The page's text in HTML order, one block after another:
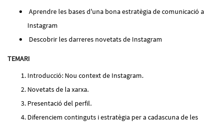
Aprendre les bases d'una bona estratègia de comunicació a
Instagram
Descobrir les darreres novetats de Instagram
TEMARI
Introducció: Nou context de Instagram.
Novetats de la xarxa.
Presentació del perfil.
Diferenciem continguts i estratègia per a cadascuna de les